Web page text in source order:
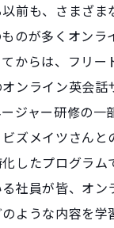
前も、さまざ
のが多くオン
からは、フリ
ンライン英会
ジャー研修の一
ズメイツさん
したプログラ
社員が皆、オ
ような内容を